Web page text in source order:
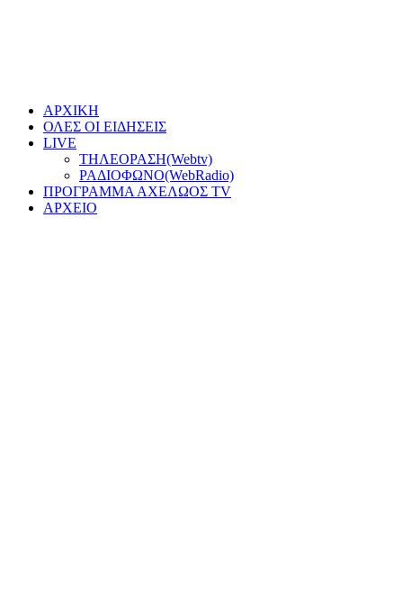
ΑΡΧΙΚΗ
ΟΛΕΣ ΟΙ ΕΙΔΗΣΕΙΣ
LIVE
ΤΗΛΕΟΡΑΣΗ(Webtv)
ΡΑΔΙΟΦΩΝΟ(WebRadio)
ΠΡΟΓΡΑΜΜΑ ΑΧΕΛΩΟΣ TV
ΑΡΧΕΙΟ